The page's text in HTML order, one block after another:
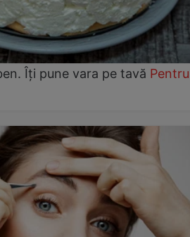
Îți pune vara pe tavă Pentru